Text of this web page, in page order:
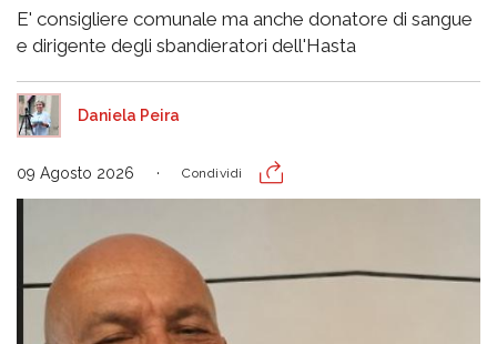
E' consigliere comunale ma anche donatore di sangue
e dirigente degli sbandieratori dell'Hasta
Daniela Peira
09 Agosto 2026 Condividi